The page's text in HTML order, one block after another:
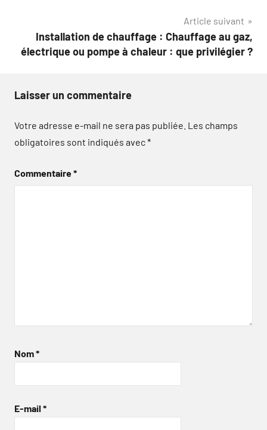
Article suivant
Installation de chauffage : Chauffage au gaz,
électrique ou pompe à chaleur : que privilégier ?
Laisser un commentaire
Votre adresse e-mail ne sera pas publiée. Les champs
obligatoires sont indiqués avec*
Commentaire*
Nom*
E-mail *